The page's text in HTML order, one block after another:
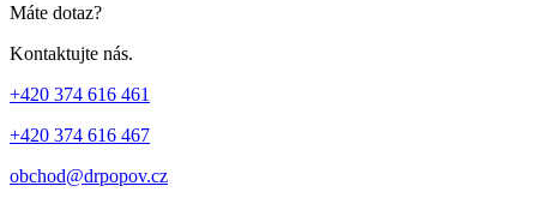
Máte dotaz?
Kontaktujte nás.
+420 374 616 461
+420 374 616 467
obchod@drpopov.cz